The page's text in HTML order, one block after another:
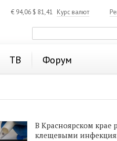
€ 94,06 $ 81,41 Курс валют
ТВ Форум
В Красноярском крае
клещевыми